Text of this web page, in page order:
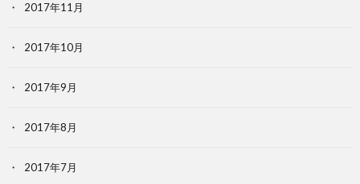
2017年11月
2017年10月
2017年9月
2017年8月
2017年7月